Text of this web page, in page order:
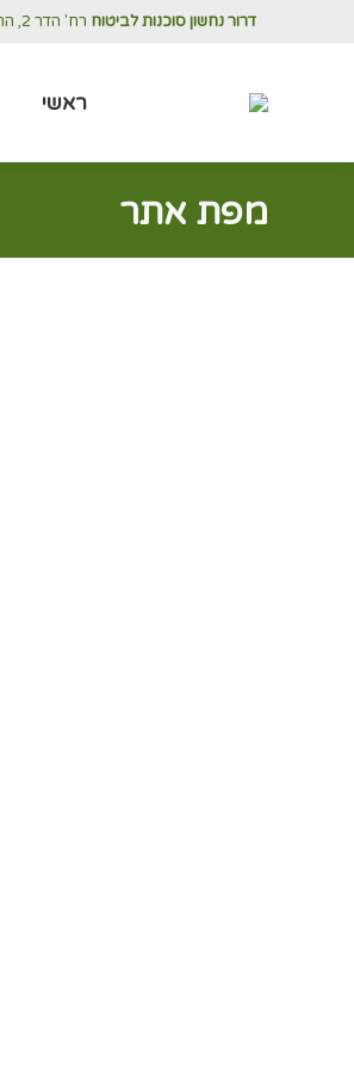
דרור נחשון סוכנות לביטוח רח' הדר 2, הרצליה.
ראשי
מפת אתר